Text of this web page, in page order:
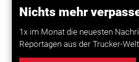
Nichts mehr
1x im Monat die neuesten
Reportagen aus der Trucker-
13-Liter-Sechszylinder auf die
Norm um, die im September in
Zug wurde auch das